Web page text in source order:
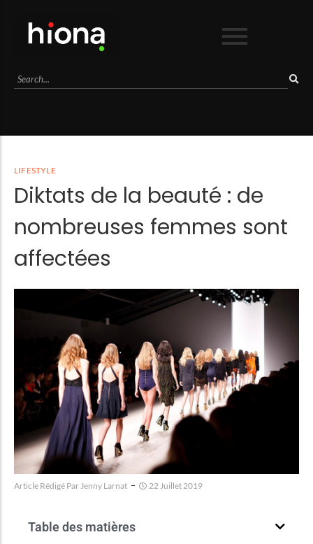
Business
Sport
Voyage
LIFESTYLE
Diktats de la beauté : de
nombreuses femmes sont
affectées
Article Rédigé Par Jenny Larnat 22 Juillet 2019
Table des matières